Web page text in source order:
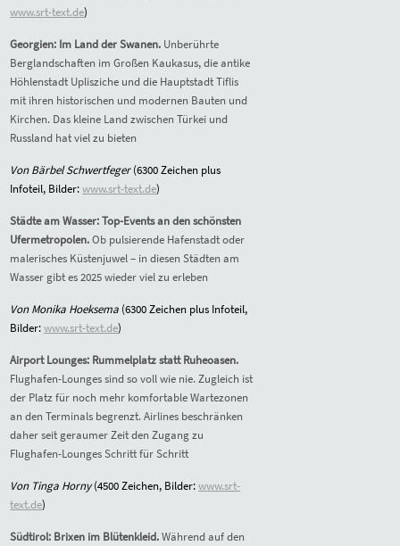
www.srt-text.de)
Georgien: Im Land der Swanen. Unberührte
Berglandschaften im Großen Kaukasus, die antike
Höhlenstadt Uplisziche und die Hauptstadt Tiflis
mit ihren historischen und modernen Bauten und
Kirchen. Das kleine Land zwischen Türkei und
Russland hat viel zu bieten
Von Bärbel Schwertfeger(6300 Zeichen plus
Infoteil, Bilder:www.srt-text.de)
Städte am Wasser: Top-Events an den schönsten
Ufermetropolen.Ob pulsierende Hafenstadt oder
malerisches Küstenjuwel – in diesen Städten am
Wasser gibt es 2025 wieder viel zu erleben
Von Monika Hoeksema (6300 Zeichen plus Infoteil,
Bilder:www.srt-text.de)
Airport Lounges: Rummelplatz statt Ruheoasen.
Flughafen-Lounges sind so voll wie nie. Zugleich ist
der Platz für noch mehr komfortable Wartezonen
an den Terminals begrenzt. Airlines beschränken
daher seit geraumer Zeit den Zugang zu
Flughafen-Lounges Schritt für Schritt
Von Tinga Horny(4500 Zeichen, Bilder:www.srt-
text.de)
Südtirol: Brixen im Blütenkleid.Während auf den